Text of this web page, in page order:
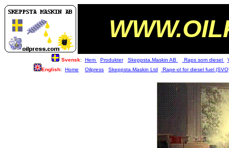
Svensk: Hem Produkter Skeppsta.Maskin AB Raps som diesel
English: Home Oilpress Skeppsta.Maskin Ltd Rape-ol for diesel fuel